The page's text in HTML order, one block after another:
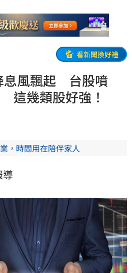
看新聞換好禮
息風飄起 台股噴
這幾類股好強！
，時間用在陪伴家人